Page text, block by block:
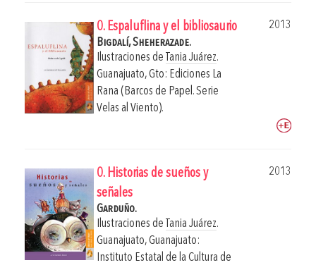
0. Espaluflina y el bibliosaurio
2013
Bigdalí, Sheherazade.
Ilustraciones de Tania Juárez.
Guanajuato, Gto: Ediciones La
Rana (Barcos de Papel. Serie
Velas al Viento).
0. Historias de sueños y
señales
2013
Garduño.
Ilustraciones de Tania Juárez.
Guanajuato, Guanajuato:
Instituto Estatal de la Cultura de